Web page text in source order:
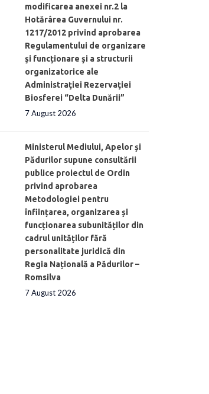
modificarea anexei nr.2 la
Hotărârea Guvernului nr.
1217/2012 privind aprobarea
Regulamentului de organizare
şi funcționare și a structurii
organizatorice ale
Administraţiei Rezervaţiei
Biosferei “Delta Dunării”
7 August 2026
Ministerul Mediului, Apelor și
Pădurilor supune consultării
publice proiectul de Ordin
privind aprobarea
Metodologiei pentru
înființarea, organizarea și
funcționarea subunităților din
cadrul unităților fără
personalitate juridică din
Regia Națională a Pădurilor –
Romsilva
7 August 2026